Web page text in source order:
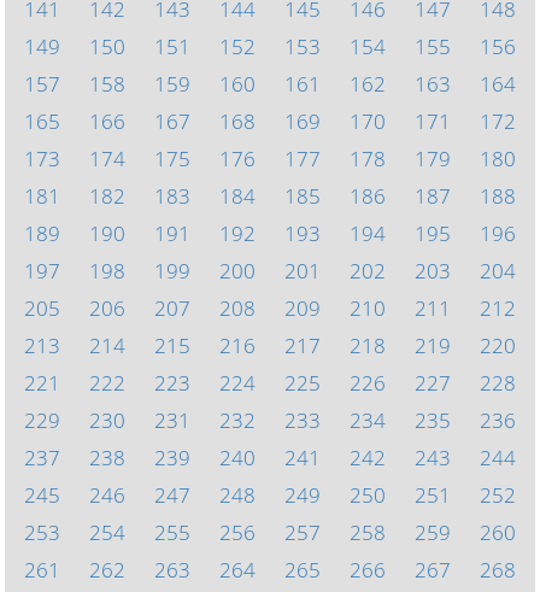
141
142 143 144 145 146 147
148
149
150 151 152 153 154 155
156
157
158 159 160 161 162 163
164
165
166 167 168 169 170 171
172
173
174 175 176 177 178 179
180
181
182 183 184 185 186 187
188
189
190 191 192 193 194 195
196
197
198 199 200 201 202 203
204
205
206 207 208 209 210 211
212
213
214 215 216 217 218 219
220
221
222 223 224 225 226 227
228
229
230 231 232 233 234 235
236
237
238 239 240 241 242 243
244
245
246 247 248 249 250 251
252
253
254 255 256 257 258 259
260
261
262 263 264 265 266 267
268